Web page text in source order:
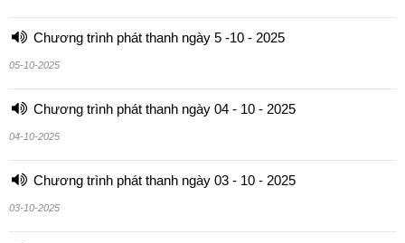
Chương trình phát thanh ngày 5 -10 - 2025
05-10-2025
Chương trình phát thanh ngày 04 - 10 - 2025
04-10-2025
Chương trình phát thanh ngày 03 - 10 - 2025
03-10-2025